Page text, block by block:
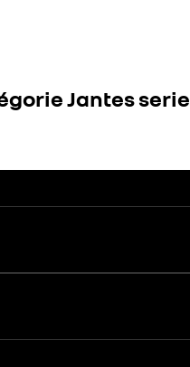
Jantes serie